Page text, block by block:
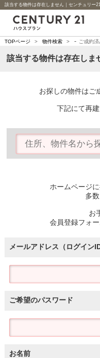
該当する物件は存在しません｜センチュリー
TOPページ > 物件検索 > - ご成約済
該当する物件は存在しま
お探しの物件はご
下記にて再
ホームページ
多
お
会員登録フォ
メールアドレス（ログインID
ご希望のパスワード
お名前